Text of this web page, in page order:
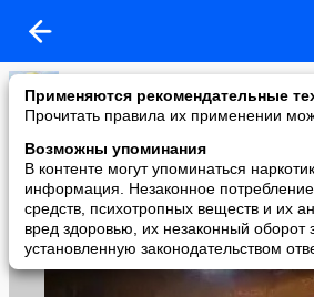
Применяются рекомендательные
Прочитать правила их применении
Возможны упоминания
В контенте могут упоминаться
информация. Незаконное потребление
средств, психотропных веществ и их
вред здоровью, их незаконный оборот
установленную законодательством
Лариса Росс
added a photo
05 Jun в 19:23